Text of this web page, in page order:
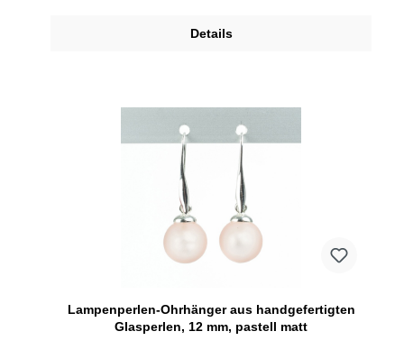
Details
Lampenperlen-Ohrhänger aus handgefertigten
Glasperlen, 12 mm, pastell matt